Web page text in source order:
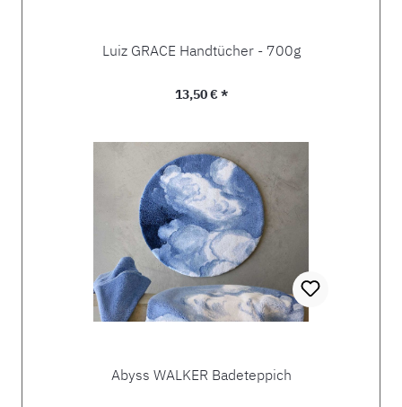
Luiz GRACE Handtücher - 700g
Regulärer Preis:
13,50 € *
Abyss WALKER Badeteppich